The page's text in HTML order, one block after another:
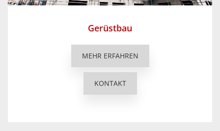
Gerüstbau
MEHR ERFAHREN
KONTAKT